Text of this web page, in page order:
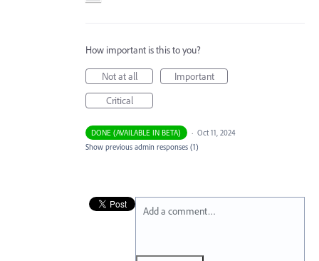
How important is this to you?
Not at all
Important
Critical
DONE (AVAILABLE IN BETA) · Oct 11, 2024
Show previous admin responses (1)
Add a comment…